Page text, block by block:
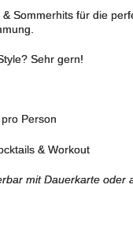
& Sommerhits für die
Sehr gern!
Person
& Workout
mit Dauerkarte oder